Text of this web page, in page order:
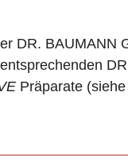
DR. BAUMANN
Präparate